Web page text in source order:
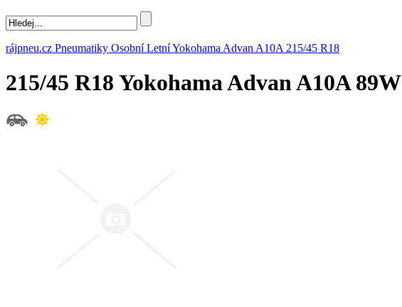
rájpneu.cz Pneumatiky Osobní LetníYokohama Advan A10A 215/45 R18
215/45 R18 Yokohama Advan A10A 89W